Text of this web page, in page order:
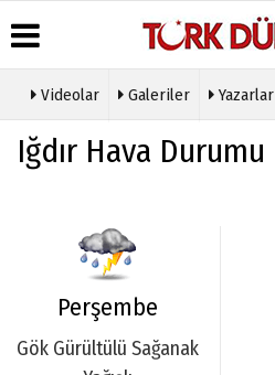
Haber
Arşivi
Günün
Haberleri
Durumu
Videolar Galeriler Yazarlar
Iğdır Hava Durumu
Perşembe
Gök Gürültülü Sağanak